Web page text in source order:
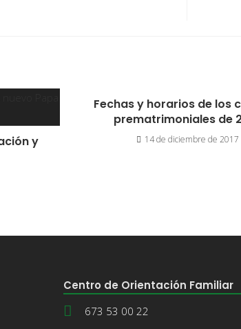
y
Fechas y horarios de los
prematrimoniales de
14 de diciembre de 2017
Centro de Orientación Familiar
673 53 00 22